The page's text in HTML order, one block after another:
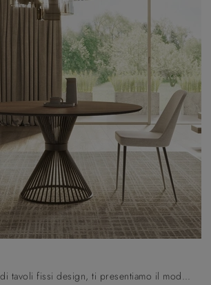
Se sei alla ricerca di tavoli fissi design, ti presentiamo il modello da pranzo in legno Ikon del brand Pizzolato.